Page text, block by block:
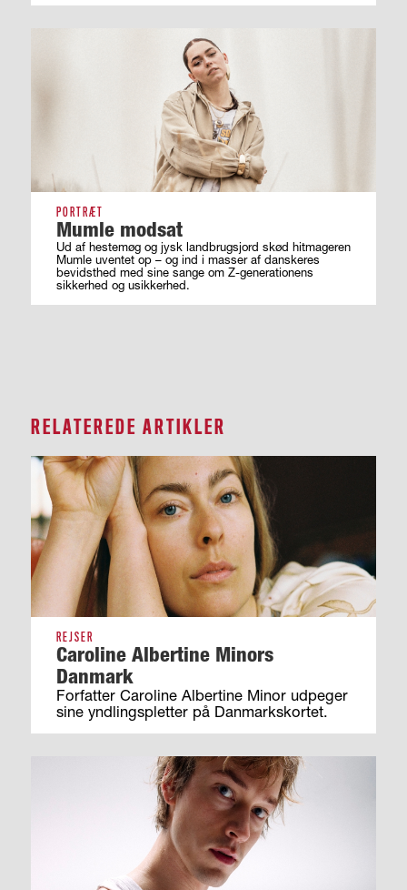
PORTRÆT
Mumle modsat
Ud af hestemøg og jysk landbrugsjord skød hitmageren
Mumle uventet op – og ind i masser af ­danskeres
bevidsthed med sine sange om ­Z-generationens
sikkerhed og usikkerhed.
RELATEREDE ARTIKLER
REJSER
Caroline Albertine Minors
Danmark
Forfatter Caroline Albertine Minor udpeger
sine yndlingspletter på Danmarkskortet.